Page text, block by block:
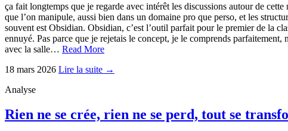
ça fait longtemps que je regarde avec intérêt les discussions autour de
que l’on manipule, aussi bien dans un domaine pro que perso, et les
souvent est Obsidian. Obsidian, c’est l’outil parfait pour le premier de la
ennuyé. Pas parce que je rejetais le concept, je le comprends parfaitement,
avec la salle… Read More
18 mars 2026 Lire la suite →
Analyse
Rien ne se crée, rien ne se perd, tout se